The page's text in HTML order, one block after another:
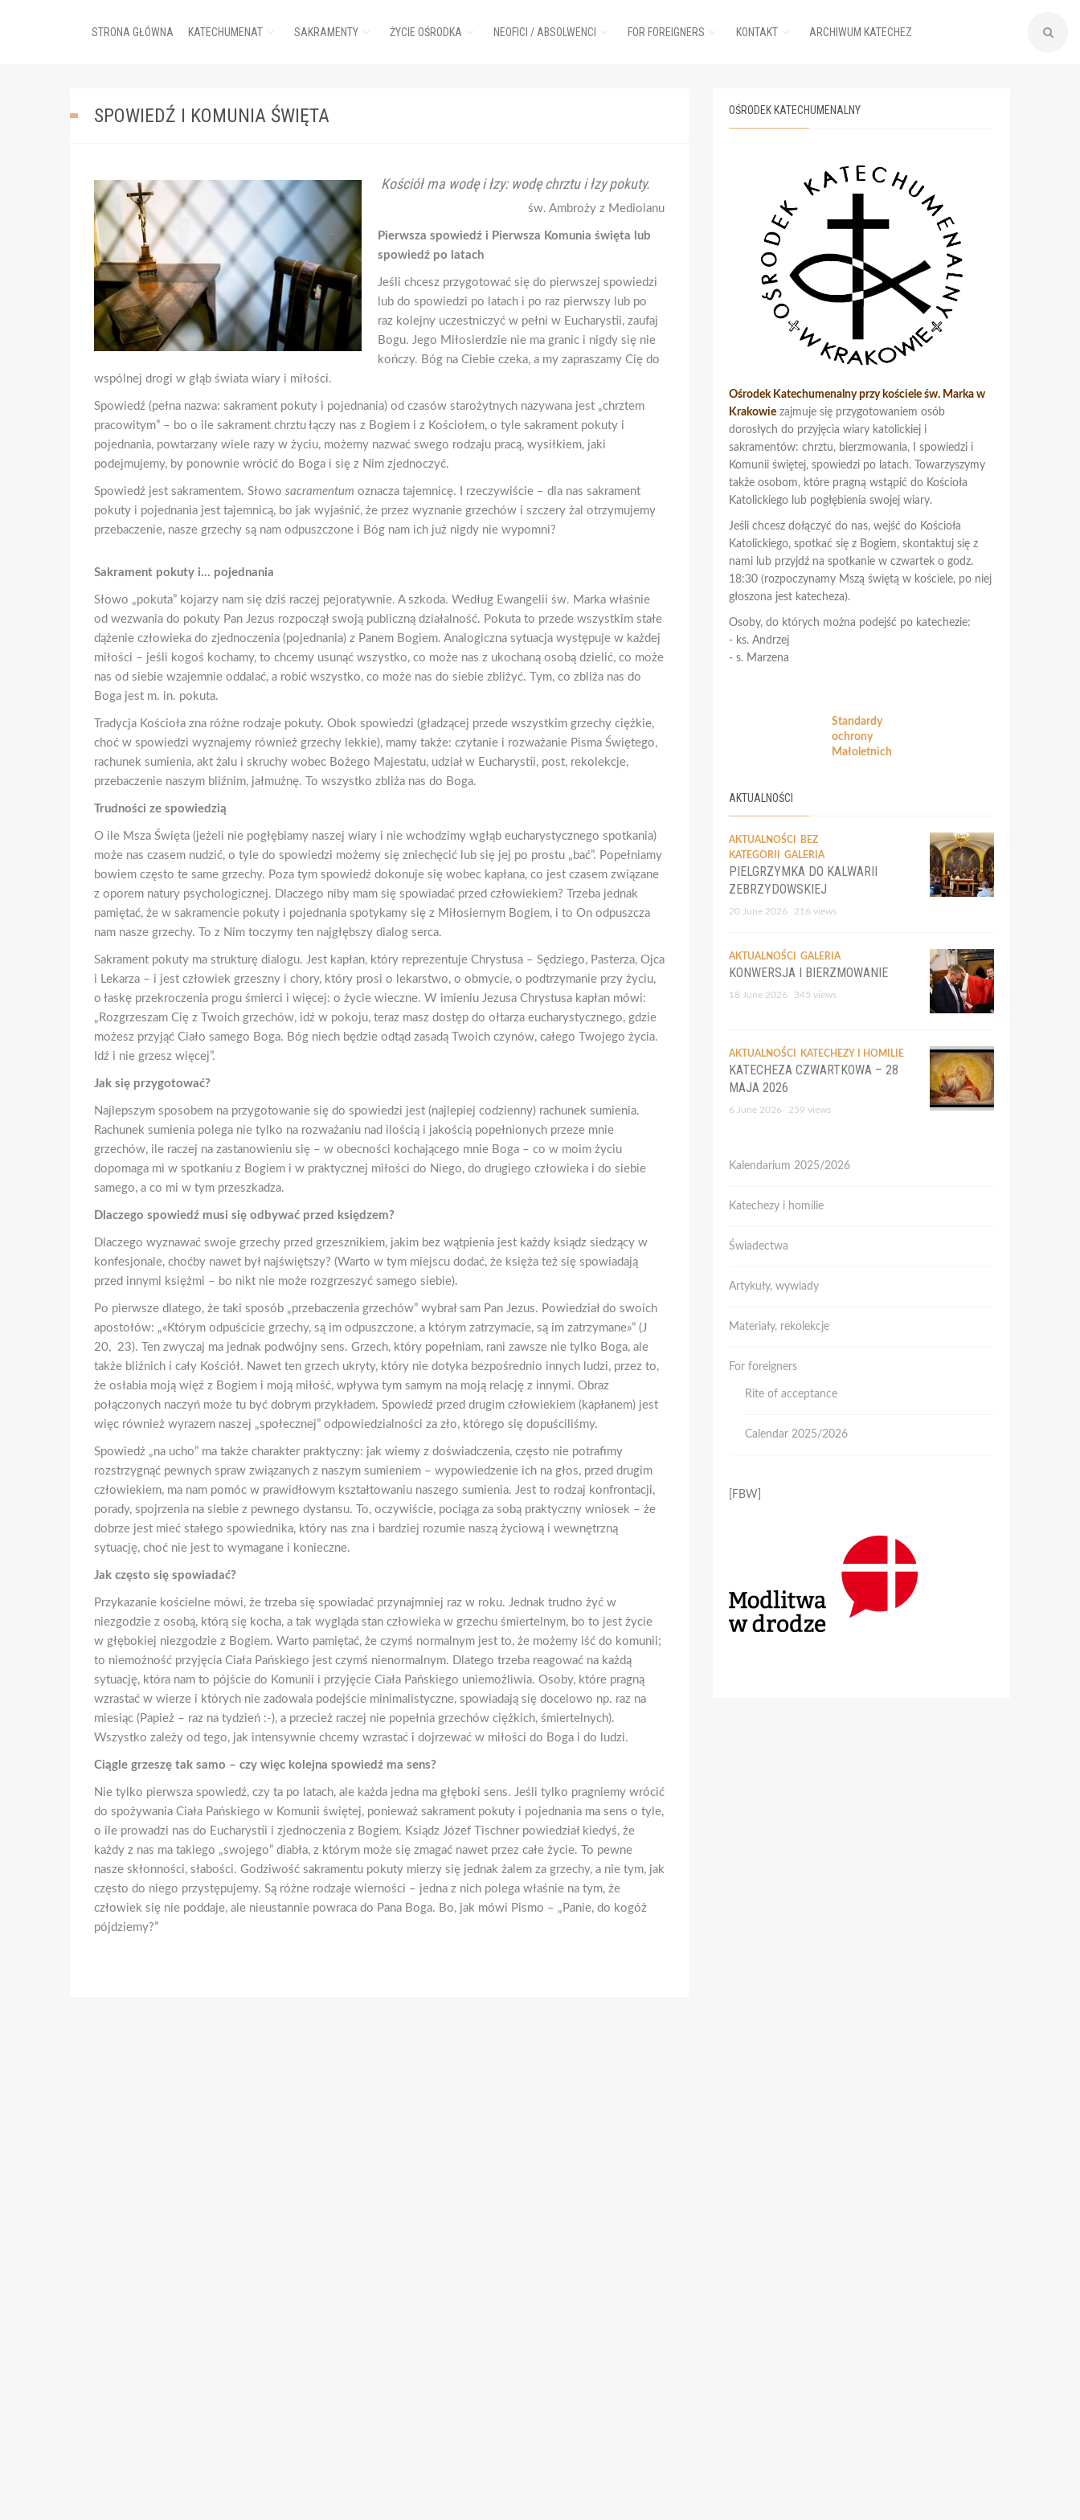
STRONA GŁÓWNA KATECHUMENAT SAKRAMENTY ŻYCIE OŚRODKA NEOFICI / ABSOLWENCI FOR FOREIGNERS KONTAKT ARCHIWUM KATECHEZ
SPOWIEDŹ I KOMUNIA ŚWIĘTA
Kościół ma wodę i łzy:wodę chrztu i łzy pokuty.
św. Ambroży z Mediolanu
Pierwsza spowiedź i Pierwsza Komunia święta
lub
spowiedź po latach
Jeśli chcesz przygotować się do pierwszej spowiedzi
lub do spowiedzi po latach i po raz pierwszy lub po
raz kolejny uczestniczyć w pełni w Eucharystii, zaufaj
Bogu. Jego Miłosierdzie nie ma granic i nigdy się nie
kończy. Bóg na Ciebie czeka, a my zapraszamy Cię do
wspólnej drogi w głąb świata wiary i miłości.
Spowiedź (pełna nazwa: sakrament pokuty i pojednania) od czasów starożytnych nazywana jest „chrztem
pracowitym” – bo o ile sakrament chrztu łączy nas z Bogiem i z Kościołem, o tyle sakrament pokuty i
pojednania, powtarzany wiele razy w życiu, możemy nazwać swego rodzaju pracą, wysiłkiem, jaki
podejmujemy, by ponownie wrócić do Boga i się z Nim zjednoczyć.
Spowiedź jest sakramentem. Słowo sacramentum oznacza tajemnicę. I rzeczywiście – dla nas sakrament
pokuty i pojednania jest tajemnicą, bo jak wyjaśnić, że przez wyznanie grzechów i szczery żal otrzymujemy
przebaczenie, nasze grzechy są nam odpuszczone i Bóg nam ich już nigdy nie wypomni?
Sakrament pokuty i… pojednania
Słowo „pokuta” kojarzy nam się dziś raczej pejoratywnie. A szkoda. Według Ewangelii św. Marka właśnie
od wezwania do pokuty Pan Jezus rozpoczął swoją publiczną działalność. Pokuta to przede wszystkim stałe
dążenie człowieka do zjednoczenia (pojednania) z Panem Bogiem. Analogiczna sytuacja występuje w każdej
miłości – jeśli kogoś kochamy, to chcemy usunąć wszystko, co może nas z ukochaną osobą dzielić, co może
nas od siebie wzajemnie oddalać, a robić wszystko, co może nas do siebie zbliżyć. Tym, co zbliża nas do
Boga jest m. in. pokuta.
Tradycja Kościoła zna różne rodzaje pokuty. Obok spowiedzi (gładzącej przede wszystkim grzechy ciężkie,
choć w spowiedzi wyznajemy również grzechy lekkie), mamy także: czytanie i rozważanie Pisma Świętego,
rachunek sumienia, akt żalu i skruchy wobec Bożego Majestatu, udział w Eucharystii, post, rekolekcje,
przebaczenie naszym bliźnim, jałmużnę. To wszystko zbliża nas do Boga.
Trudności ze spowiedzią
O ile Msza Święta (jeżeli nie pogłębiamy naszej wiary i nie wchodzimy wgłąb eucharystycznego spotkania)
może nas czasem nudzić, o tyle do spowiedzi możemy się zniechęcić lub się jej po prostu „bać”. Popełniamy
bowiem często te same grzechy. Poza tym spowiedź dokonuje się wobec kapłana, co jest czasem związane
z oporem natury psychologicznej. Dlaczego niby mam się spowiadać przed człowiekiem? Trzeba jednak
pamiętać, że w sakramencie pokuty i pojednania spotykamy się z Miłosiernym Bogiem, i to On odpuszcza
nam nasze grzechy. To z Nim toczymy ten najgłębszy dialog serca.
Sakrament pokuty ma strukturę dialogu. Jest kapłan, który reprezentuje Chrystusa – Sędziego, Pasterza, Ojca
i Lekarza – i jest człowiek grzeszny i chory, który prosi o lekarstwo, o obmycie, o podtrzymanie przy życiu,
o łaskę przekroczenia progu śmierci i więcej: o życie wieczne. W imieniu Jezusa Chrystusa kapłan mówi:
„Rozgrzeszam Cię z Twoich grzechów, idź w pokoju, teraz masz dostęp do ołtarza eucharystycznego, gdzie
możesz przyjąć Ciało samego Boga. Bóg niech będzie odtąd zasadą Twoich czynów, całego Twojego życia.
Idź i nie grzesz więcej”.
Jak się przygotować?
Najlepszym sposobem na przygotowanie się do spowiedzi jest (najlepiej codzienny) rachunek sumienia.
Rachunek sumienia polega nie tylko na rozważaniu nad ilością i jakością popełnionych przeze mnie
grzechów, ile raczej na zastanowieniu się – w obecności kochającego mnie Boga – co w moim życiu
dopomaga mi w spotkaniu z Bogiem i w praktycznej miłości do Niego, do drugiego człowieka i do siebie
samego, a co mi w tym przeszkadza.
Dlaczego spowiedź musi się odbywać przed księdzem?
Dlaczego wyznawać swoje grzechy przed grzesznikiem, jakim bez wątpienia jest każdy ksiądz siedzący w
konfesjonale, choćby nawet był najświętszy? (Warto w tym miejscu dodać, że księża też się spowiadają
przed innymi księżmi – bo nikt nie może rozgrzeszyć samego siebie).
Po pierwsze dlatego, że taki sposób „przebaczenia grzechów” wybrał sam Pan Jezus. Powiedział do swoich
apostołów: „«Którym odpuścicie grzechy, są im odpuszczone, a którym zatrzymacie, są im zatrzymane»” (J
20, 23). Ten zwyczaj ma jednak podwójny sens. Grzech, który popełniam, rani zawsze nie tylko Boga, ale
także bliźnich i cały Kościół. Nawet ten grzech ukryty, który nie dotyka bezpośrednio innych ludzi, przez to,
że osłabia moją więź z Bogiem i moją miłość, wpływa tym samym na moją relację z innymi. Obraz
połączonych naczyń może tu być dobrym przykładem. Spowiedź przed drugim człowiekiem (kapłanem) jest
więc również wyrazem naszej „społecznej” odpowiedzialności za zło, którego się dopuściliśmy.
Spowiedź „na ucho” ma także charakter praktyczny: jak wiemy z doświadczenia, często nie potrafimy
rozstrzygnąć pewnych spraw związanych z naszym sumieniem – wypowiedzenie ich na głos, przed drugim
człowiekiem, ma nam pomóc w prawidłowym kształtowaniu naszego sumienia. Jest to rodzaj konfrontacji,
porady, spojrzenia na siebie z pewnego dystansu. To, oczywiście, pociąga za sobą praktyczny wniosek – że
dobrze jest mieć stałego spowiednika, który nas zna i bardziej rozumie naszą życiową i wewnętrzną
sytuację, choć nie jest to wymagane i konieczne.
Jak często się spowiadać?
Przykazanie kościelne mówi, że trzeba się spowiadać przynajmniej raz w roku. Jednak trudno żyć w
niezgodzie z osobą, którą się kocha, a tak wygląda stan człowieka w grzechu śmiertelnym, bo to jest życie
w głębokiej niezgodzie z Bogiem. Warto pamiętać, że czymś normalnym jest to, że możemy iść do komunii;
to niemożność przyjęcia Ciała Pańskiego jest czymś nienormalnym. Dlatego trzeba reagować na każdą
sytuację, która nam to pójście do Komunii i przyjęcie Ciała Pańskiego uniemożliwia. Osoby, które pragną
wzrastać w wierze i których nie zadowala podejście minimalistyczne, spowiadają się docelowo np. raz na
miesiąc (Papież – raz na tydzień :-), a przecież raczej nie popełnia grzechów ciężkich, śmiertelnych).
Wszystko zależy od tego, jak intensywnie chcemy wzrastać i dojrzewać w miłości do Boga i do ludzi.
Ciągle grzeszę tak samo – czy więc kolejna spowiedź ma sens?
Nie tylko pierwsza spowiedź, czy ta po latach, ale każda jedna ma głęboki sens. Jeśli tylko pragniemy wrócić
do spożywania Ciała Pańskiego w Komunii świętej, ponieważ sakrament pokuty i pojednania ma sens o tyle,
o ile prowadzi nas do Eucharystii i zjednoczenia z Bogiem. Ksiądz Józef Tischner powiedział kiedyś, że
każdy z nas ma takiego „swojego” diabła, z którym może się zmagać nawet przez całe życie. To pewne
nasze skłonności, słabości. Godziwość sakramentu pokuty mierzy się jednak żalem za grzechy, a nie tym, jak
często do niego przystępujemy. Są różne rodzaje wierności – jedna z nich polega właśnie na tym, że
człowiek się nie poddaje, ale nieustannie powraca do Pana Boga. Bo, jak mówi Pismo – „Panie, do kogóż
pójdziemy?”
OŚRODEK KATECHUMENALNY
Ośrodek Katechumenalny przy kościele św. Marka w
Krakowie zajmuje się przygotowaniem osób
dorosłych do przyjęcia wiary katolickiej i
sakramentów: chrztu, bierzmowania, I spowiedzi i
Komunii świętej, spowiedzi po latach. Towarzyszymy
także osobom, które pragną wstąpić do Kościoła
Katolickiego lub pogłębienia swojej wiary.
Jeśli chcesz dołączyć do nas, wejść do Kościoła
Katolickiego, spotkać się z Bogiem, skontaktuj się z
nami lub przyjdź na spotkanie w czwartek o godz.
18:30 (rozpoczynamy Mszą świętą w kościele, po niej
głoszona jest katecheza).
Osoby, do których można podejść po katechezie:
- ks. Andrzej
- s. Marzena
Standardy
ochrony
Małoletnich
AKTUALNOŚCI
AKTUALNOŚCI
BEZ
KATEGORII
GALERIA
PIELGRZYMKA DO KALWARII
ZEBRZYDOWSKIEJ
20 June 2026 216 views
AKTUALNOŚCI GALERIA
KONWERSJA I BIERZMOWANIE
18 June 2026 345 views
AKTUALNOŚCI KATECHEZY I HOMILIE
KATECHEZA CZWARTKOWA – 28
MAJA 2026
6 June 2026 259 views
Kalendarium 2025/2026
Katechezy i homilie
Świadectwa
Artykuły, wywiady
Materiały, rekolekcje
For foreigners
Rite of acceptance
Calendar 2025/2026
[FBW]